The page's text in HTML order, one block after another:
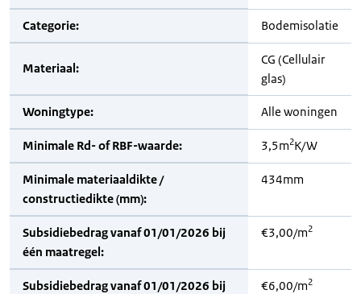
Categorie: Bodemisolatie
Materiaal:
CG (Cellulair
glas)
Woningtype: Alle woningen
Minimale Rd- of RBF-waarde: 3,5m2K/W
Minimale materiaaldikte /
constructiedikte (mm):
434mm
Subsidiebedrag vanaf 01/01/2026 bij
één maatregel:
€3,00/m2
Subsidiebedrag vanaf 01/01/2026 bij
€6,00/m2